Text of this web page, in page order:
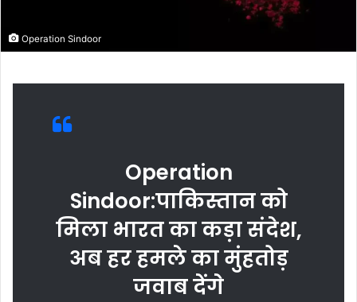
Operation Sindoor
Operation
Sindoor:पाकिस्तान को
मिला भारत का कड़ा संदेश,
अब हर हमले का मुंहतोड़
जवाब देंगे